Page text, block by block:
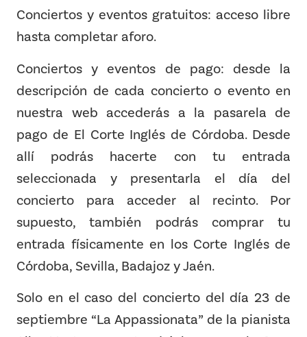
Conciertos y eventos gratuitos: acceso libre
hasta completar aforo.
Conciertos y eventos de pago: desde la
descripción de cada concierto o evento en
nuestra web accederás a la pasarela de
pago de El Corte Inglés de Córdoba. Desde
allí podrás hacerte con tu entrada
seleccionada y presentarla el día del
concierto para acceder al recinto. Por
supuesto, también podrás comprar tu
entrada físicamente en los Corte Inglés de
Córdoba, Sevilla, Badajoz y Jaén.
Solo en el caso del concierto del día 23 de
septiembre “La Appassionata” de la pianista